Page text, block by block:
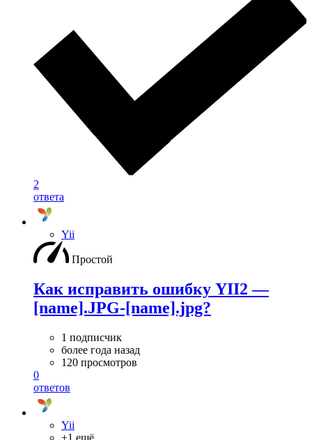
2
ответа
Yii
Простой
Как исправить ошибку YII2 —
[name].JPG-[name].jpg?
1 подписчик
более года назад
120 просмотров
0
ответов
Yii
+1 ещё